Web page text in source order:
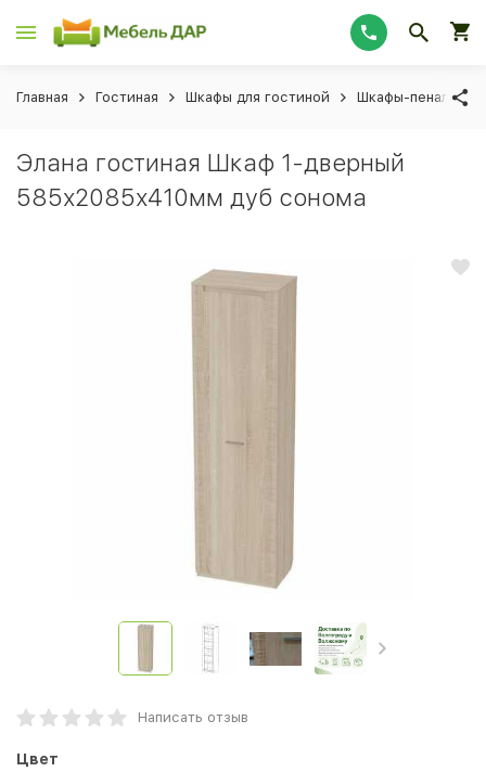
Главная Гостиная Шкафы для гостиной Шкафы-пеналы
Элана гостиная Шкаф 1-дверный
585х2085х410мм дуб сонома
Написать отзыв
Цвет